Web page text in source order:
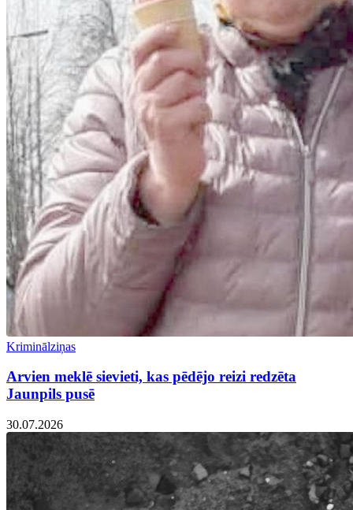
Kriminālziņas
Arvien meklē sievieti, kas pēdējo reizi redzēta
Jaunpils pusē
30.07.2026